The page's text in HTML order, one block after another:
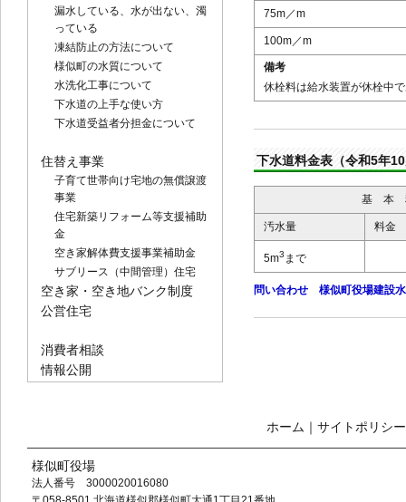
75m／m
100m／m
備考
休栓料は給水装置が休栓中
下水道料金表（令和5年
基 本
汚水量 料金
5m3 まで
問い合わせ 様似町役場建設
漏水している、水が出ない、濁
っている
凍結防止の方法について
様似町の水質について
水洗化工事について
下水道の上手な使い方
下水道受益者分担金について
住替え事業
子育て世帯向け宅地の無償譲渡
事業
住宅新築リフォーム等支援補助
金
空き家解体費支援事業補助金
サブリース（中間管理）住宅
空き家・空き地バンク制度
公営住宅
消費者相談
情報公開
ホーム ｜ サイトポリシー
様似町役場
法人番号 3000020016080